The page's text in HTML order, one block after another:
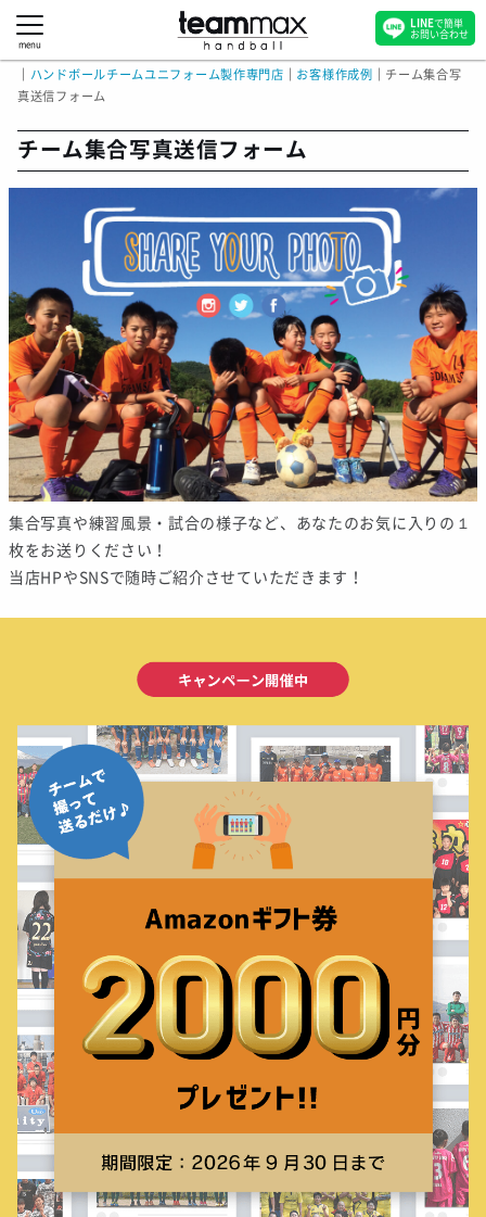
menu
ハンドボールチームユニフォーム製作専門店 お客様作成例
チーム集合写
真送信フォーム
チーム集合写真送信フォーム
集合写真や練習風景・試合の様子など、あなたのお気に入りの１
枚をお送りください！
当店HPやSNSで随時ご紹介させていただきます！
LINEで簡単
お問い合わせ